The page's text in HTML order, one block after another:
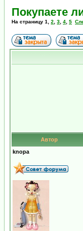
Покупаете
На страницу 1 2 3 4 5
Автор
knopa